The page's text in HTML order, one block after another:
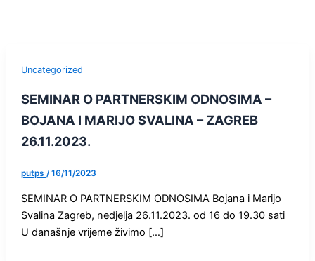
Uncategorized
SEMINAR O PARTNERSKIM ODNOSIMA –
BOJANA I MARIJO SVALINA – ZAGREB
26.11.2023.
putps /16/11/2023
SEMINAR O PARTNERSKIM ODNOSIMA Bojana i Marijo
Svalina Zagreb, nedjelja 26.11.2023. od 16 do 19.30 sati
U današnje vrijeme živimo […]